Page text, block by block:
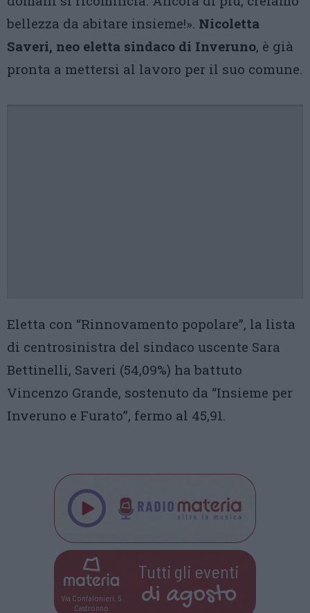
bellezza da abitare insieme!». Nicoletta
Saveri, neo eletta sindaco di Inveruno, è già
pronta a mettersi al lavoro per il suo comune.
Eletta con “Rinnovamento popolare”, la lista
di centrosinistra del sindaco uscente Sara
Bettinelli, Saveri (54,09%) ha battuto
Vincenzo Grande, sostenuto da “Insieme per
Inveruno e Furato”, fermo al 45,91.
Via Confalonieri, 5
Castronno
Tutti gli eventi
di agosto